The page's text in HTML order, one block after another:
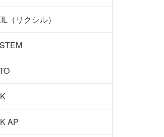
（リクシル）
AP